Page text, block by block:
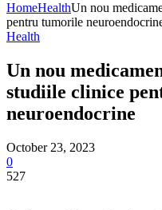
HomeHealthUn nou
pentru tumorile
Health
Un nou
studiile clinice
neuroendocrine
October 23, 2023
0
527